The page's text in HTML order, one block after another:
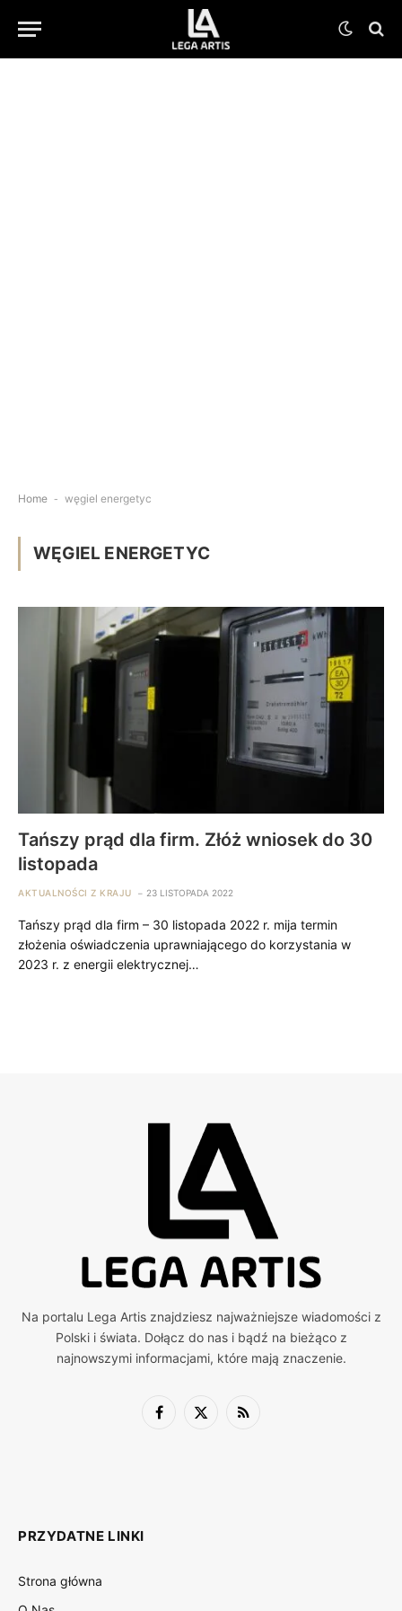
Home - węgiel energetyc
WĘGIEL ENERGETYC
Tańszy prąd dla firm. Złóż wniosek do 30
listopada
AKTUALNOŚCI Z KRAJU 23 LISTOPADA 2022
Tańszy prąd dla firm – 30 listopada 2022 r. mija termin
złożenia oświadczenia uprawniającego do korzystania w
2023 r. z energii elektrycznej…
Na portalu Lega Artis znajdziesz najważniejsze wiadomości z
Polski i świata. Dołącz do nas i bądź na bieżąco z
najnowszymi informacjami, które mają znaczenie.
Facebook
X
RSS
PRZYDATNE LINKI
Strona główna